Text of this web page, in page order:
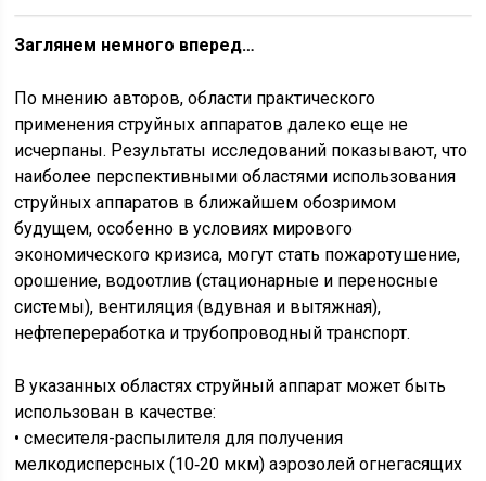
Заглянем немного вперед…
По мнению авторов, области практического
применения струйных аппаратов далеко еще не
исчерпаны. Результаты исследований показывают, что
наиболее перспективными областями использования
струйных аппаратов в ближайшем обозримом
будущем, особенно в условиях мирового
экономического кризиса, могут стать пожаротушение,
орошение, водоотлив (стационарные и переносные
системы), вентиляция (вдувная и вытяжная),
нефтепереработка и трубопроводный транспорт.
В указанных областях струйный аппарат может быть
использован в качестве:
• смесителя-распылителя для получения
мелкодисперсных (10‑20 мкм) аэрозолей огнегасящих